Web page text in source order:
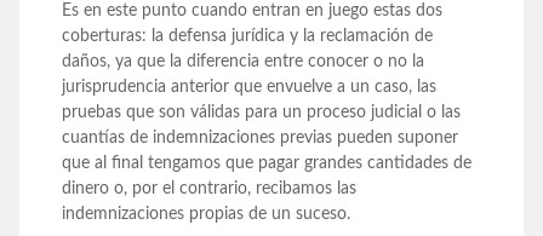
Es en este punto cuando entran en juego estas dos
coberturas: la defensa jurídica y la reclamación de
daños, ya que la diferencia entre conocer o no la
jurisprudencia anterior que envuelve a un caso, las
pruebas que son válidas para un proceso judicial o las
cuantías de indemnizaciones previas pueden suponer
que al final tengamos que pagar grandes cantidades de
dinero o, por el contrario, recibamos las
indemnizaciones propias de un suceso.